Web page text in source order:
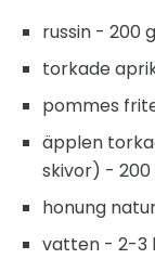
russin - 200
torkade
pommes
äpplen
skivor) - 200
honung
vatten - 2-3